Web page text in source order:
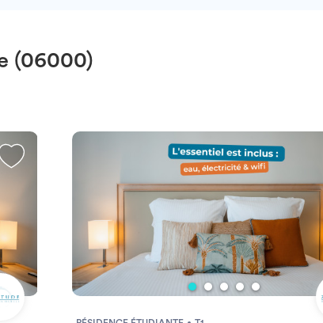
(06000)